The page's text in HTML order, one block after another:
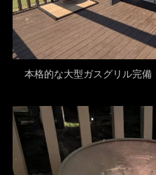
本格的な大型ガスグリル完備